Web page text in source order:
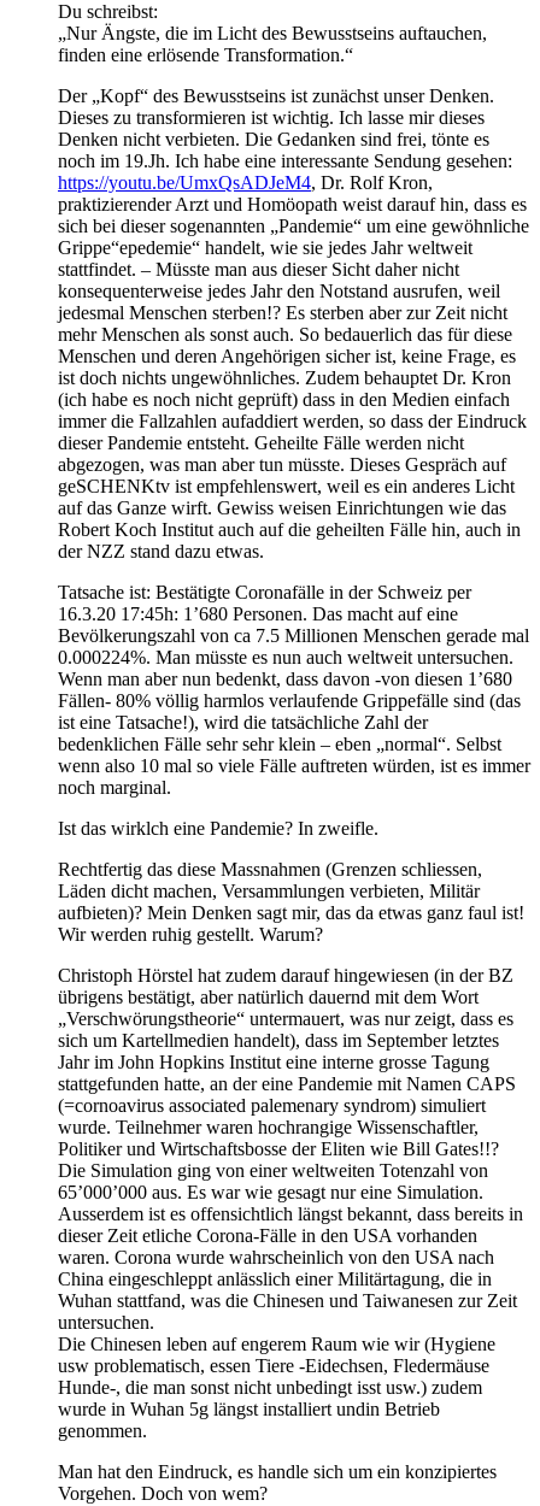
Du schreibst:
„Nur Ängste, die im Licht des Bewusstseins auftauchen,
finden eine erlösende Transformation.“
Der „Kopf“ des Bewusstseins ist zunächst unser Denken.
Dieses zu transformieren ist wichtig. Ich lasse mir dieses
Denken nicht verbieten. Die Gedanken sind frei, tönte es
noch im 19.Jh. Ich habe eine interessante Sendung gesehen:
https://youtu.be/UmxQsADJeM4, Dr. Rolf Kron,
praktizierender Arzt und Homöopath weist darauf hin, dass es
sich bei dieser sogenannten „Pandemie“ um eine gewöhnliche
Grippe“epedemie“ handelt, wie sie jedes Jahr weltweit
stattfindet. – Müsste man aus dieser Sicht daher nicht
konsequenterweise jedes Jahr den Notstand ausrufen, weil
jedesmal Menschen sterben!? Es sterben aber zur Zeit nicht
mehr Menschen als sonst auch. So bedauerlich das für diese
Menschen und deren Angehörigen sicher ist, keine Frage, es
ist doch nichts ungewöhnliches. Zudem behauptet Dr. Kron
(ich habe es noch nicht geprüft) dass in den Medien einfach
immer die Fallzahlen aufaddiert werden, so dass der Eindruck
dieser Pandemie entsteht. Geheilte Fälle werden nicht
abgezogen, was man aber tun müsste. Dieses Gespräch auf
geSCHENKtv ist empfehlenswert, weil es ein anderes Licht
auf das Ganze wirft. Gewiss weisen Einrichtungen wie das
Robert Koch Institut auch auf die geheilten Fälle hin, auch in
der NZZ stand dazu etwas.
Tatsache ist: Bestätigte Coronafälle in der Schweiz per
16.3.20 17:45h: 1’680 Personen. Das macht auf eine
Bevölkerungszahl von ca 7.5 Millionen Menschen gerade mal
0.000224%. Man müsste es nun auch weltweit untersuchen.
Wenn man aber nun bedenkt, dass davon -von diesen 1’680
Fällen- 80% völlig harmlos verlaufende Grippefälle sind (das
ist eine Tatsache!), wird die tatsächliche Zahl der
bedenklichen Fälle sehr sehr klein – eben „normal“. Selbst
wenn also 10 mal so viele Fälle auftreten würden, ist es immer
noch marginal.
Ist das wirklch eine Pandemie? In zweifle.
Rechtfertig das diese Massnahmen (Grenzen schliessen,
Läden dicht machen, Versammlungen verbieten, Militär
aufbieten)? Mein Denken sagt mir, das da etwas ganz faul ist!
Wir werden ruhig gestellt. Warum?
Christoph Hörstel hat zudem darauf hingewiesen (in der BZ
übrigens bestätigt, aber natürlich dauernd mit dem Wort
„Verschwörungstheorie“ untermauert, was nur zeigt, dass es
sich um Kartellmedien handelt), dass im September letztes
Jahr im John Hopkins Institut eine interne grosse Tagung
stattgefunden hatte, an der eine Pandemie mit Namen CAPS
(=cornoavirus associated palemenary syndrom) simuliert
wurde. Teilnehmer waren hochrangige Wissenschaftler,
Politiker und Wirtschaftsbosse der Eliten wie Bill Gates!!?
Die Simulation ging von einer weltweiten Totenzahl von
65’000’000 aus. Es war wie gesagt nur eine Simulation.
Ausserdem ist es offensichtlich längst bekannt, dass bereits in
dieser Zeit etliche Corona-Fälle in den USA vorhanden
waren. Corona wurde wahrscheinlich von den USA nach
China eingeschleppt anlässlich einer Militärtagung, die in
Wuhan stattfand, was die Chinesen und Taiwanesen zur Zeit
untersuchen.
Die Chinesen leben auf engerem Raum wie wir (Hygiene
usw problematisch, essen Tiere -Eidechsen, Fledermäuse
Hunde-, die man sonst nicht unbedingt isst usw.) zudem
wurde in Wuhan 5g längst installiert undin Betrieb
genommen.
Man hat den Eindruck, es handle sich um ein konzipiertes
Vorgehen. Doch von wem?